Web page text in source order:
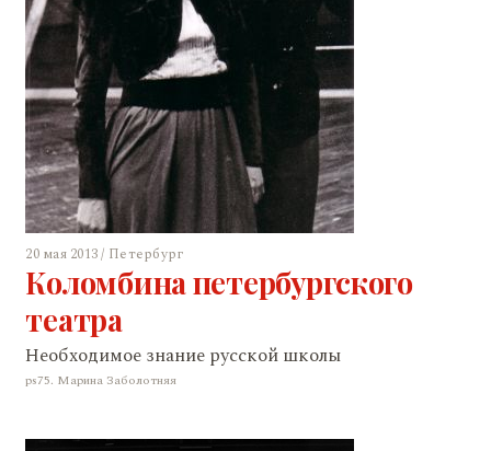
20 мая 2013 / Петербург
Коломбина петербургского
театра
Необходимое знание русской школы
ps75. Марина Заболотняя